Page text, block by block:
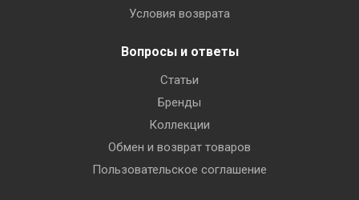
Условия возврата
Вопросы и ответы
Статьи
Бренды
Коллекции
Обмен и возврат товаров
Пользовательское соглашение